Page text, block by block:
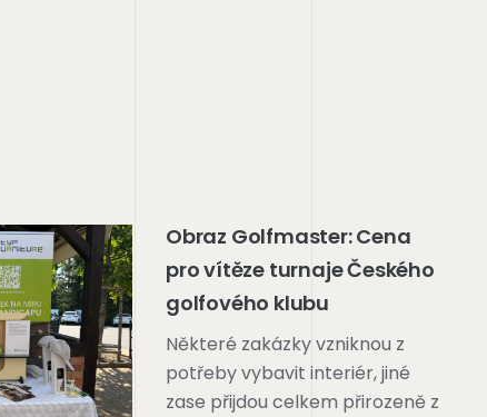
Obraz Golfmaster: Cena
pro vítěze turnaje Českého
golfového klubu
Některé zakázky vzniknou z
potřeby vybavit interiér, jiné
zase přijdou celkem přirozeně z